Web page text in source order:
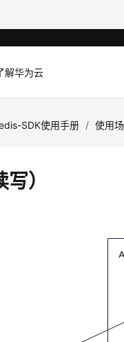
解华为云
SDK使用手册 / 使用
）